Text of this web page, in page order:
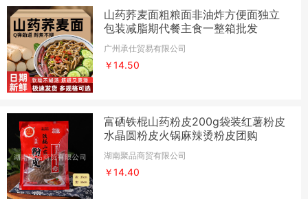
山药荞麦面粗粮面非油炸方便面独立
包装减脂期代餐主食一整箱批发
广州承仕贸易有限公司
￥14.50
富硒铁棍山药粉皮200g袋装红薯粉皮
水晶圆粉皮火锅麻辣烫粉皮团购
湖南聚品商贸有限公司
￥14.40